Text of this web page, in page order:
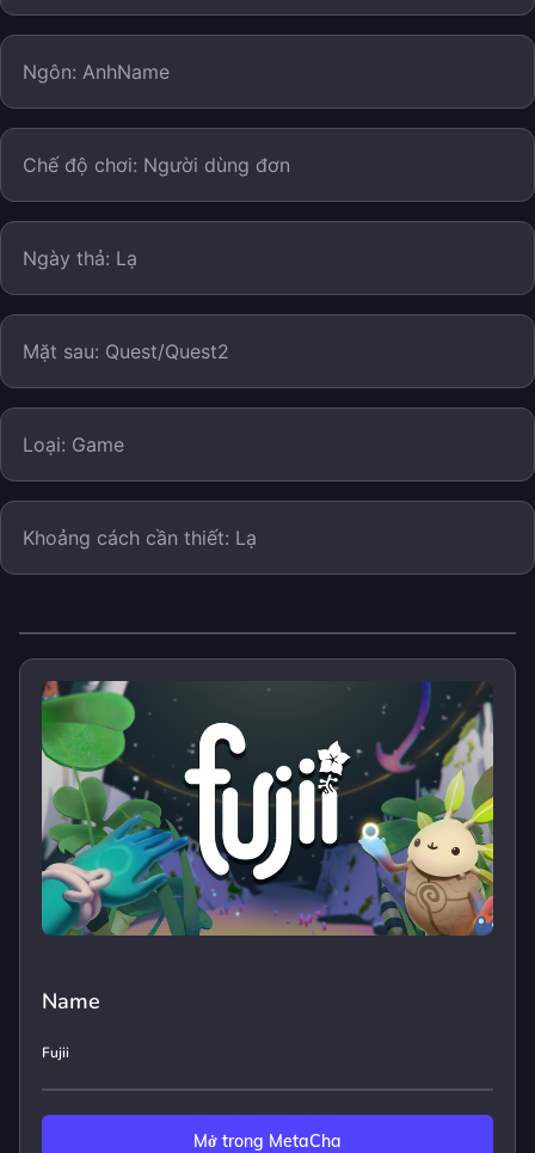
Ngôn: AnhName
Chế độ chơi: Người dùng đơn
Ngày thả: Lạ
Mặt sau: Quest/Quest2
Loại: Game
Khoảng cách cần thiết: Lạ
Name
Fujii
Mở trong MetaCha